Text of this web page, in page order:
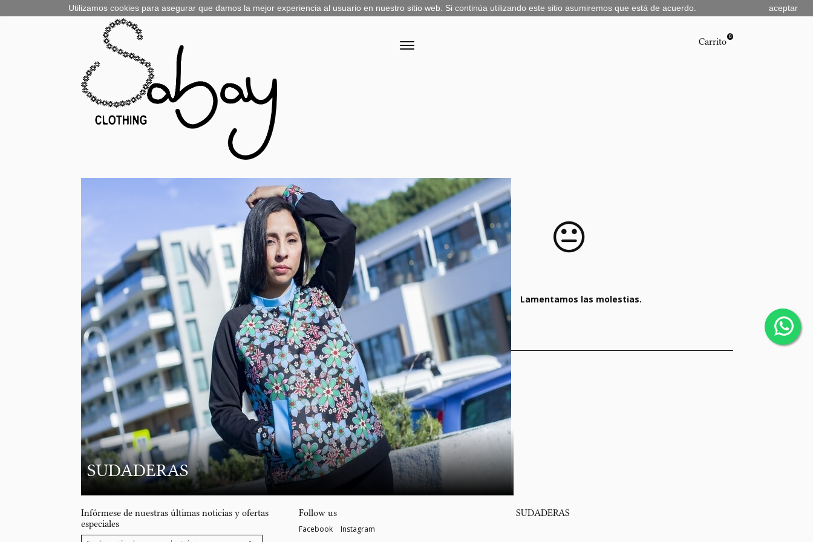
Utilizamos cookies para asegurar que damos la mejor experiencia al usuario en nuestro sitio web. Si continúa utilizando este sitio asumiremos que está de acuerdo. aceptar
Carrito 0
SUDADERAS
Lamentamos las molestias.
Infórmese de nuestras últimas noticias y ofertas
especiales
Follow us
Facebook Instagram
SUDADERAS